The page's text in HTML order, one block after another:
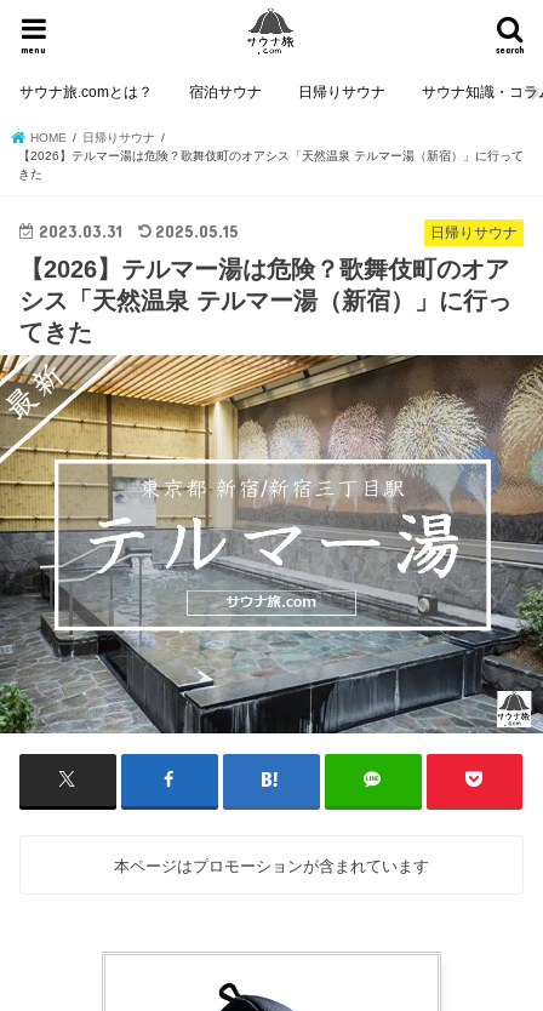
search
menu
サウナ旅.comとは？ 宿泊サウナ 日帰りサウナ サウナ知識・コラ
HOME
日帰りサウナ
【2026】テルマー湯は危険？歌舞伎町のオアシス「天然温泉 テルマー湯（新宿）」に行って
きた
日帰りサウナ
2023.03.31 2025.05.15
【2026】テルマー湯は危険？歌舞伎町のオア
シス「天然温泉 テルマー湯（新宿）」に行っ
てきた
本ページはプロモーションが含まれています